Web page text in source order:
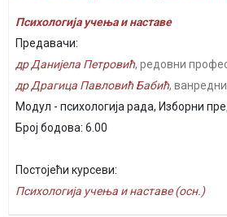
Психологија учења и наставе
Предавачи:
др Данијела Петровић, редовни
др Драгица Павловић Бабић,
Модул - психологија рада, Изборни
Број бодова: 6.00
Постојећи курсеви:
Психологија учења и наставе (осн.)